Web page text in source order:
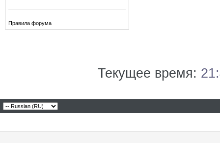
Правила форума
Текущее время: